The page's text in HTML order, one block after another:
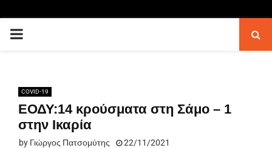
PRIMARY
COVID-19
ΕΟΔΥ:14 κρούσματα στη Σάμο – 1
στην Ικαρία
by Γιώργος Πατσομύτης 22/11/2021